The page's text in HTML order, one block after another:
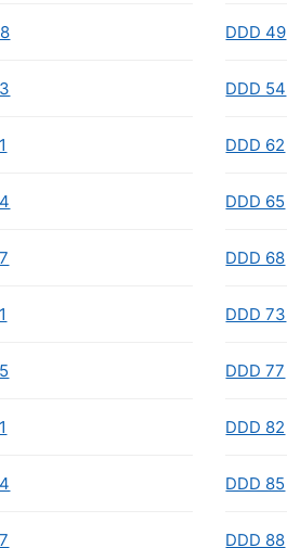
DDD 49
DDD 54
DDD 62
DDD 65
DDD 68
DDD 73
DDD 77
DDD 82
DDD 85
DDD 88